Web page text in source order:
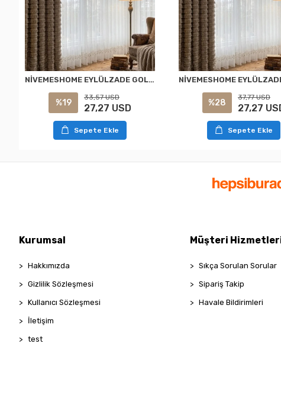
NİVEMESHOME EYLÜLZADE GOLD DETAY 1/2,5 PİLELİ TÜL PERDE APM
%19
33,57 USD
27,27 USD
Sepete Ekle
%28
37,77 USD
27,27
Sepete Ekle
Kurumsal
Hakkımızda
Gizlilik Sözleşmesi
Kullanıcı Sözleşmesi
İletişim
test
Müşteri
Sıkça Sorulan Sorular
Sipariş Takip
Havale Bildirimleri